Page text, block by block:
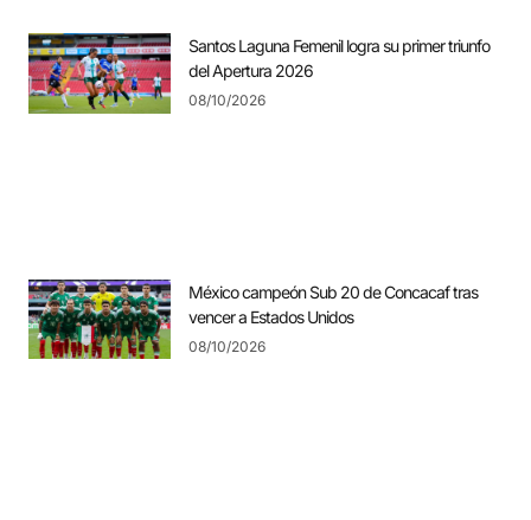
Santos Laguna Femenil logra su primer triunfo
del Apertura 2026
08/10/2026
México campeón Sub 20 de Concacaf tras
vencer a Estados Unidos
08/10/2026